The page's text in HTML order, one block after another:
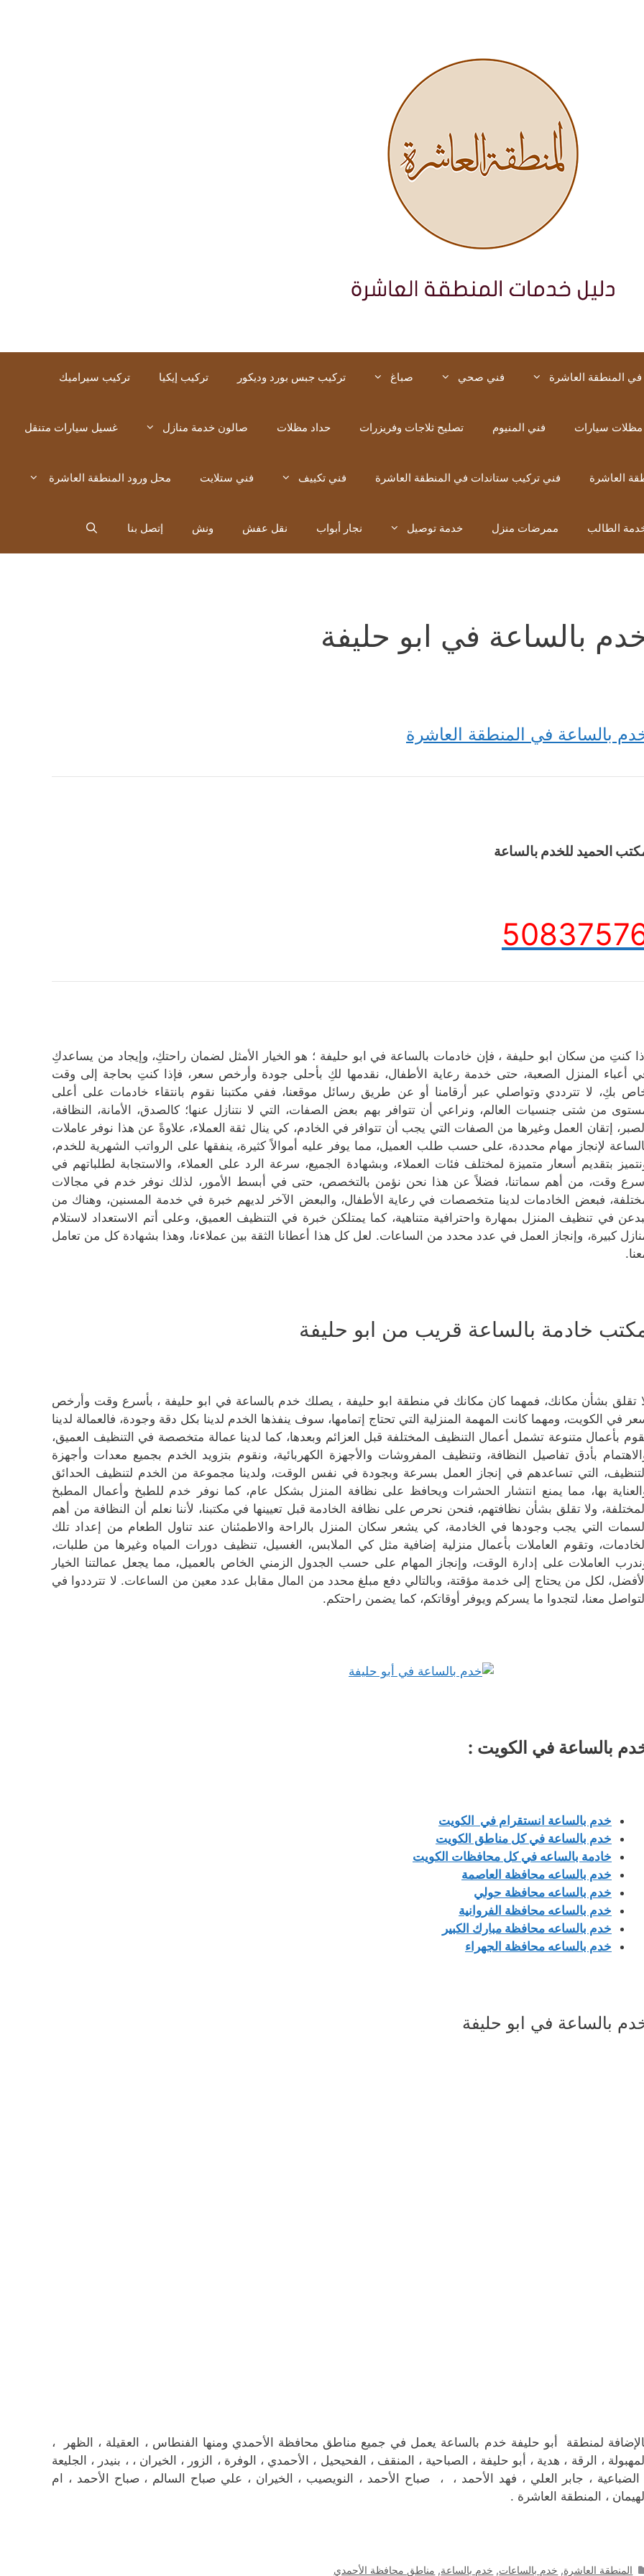
المنطقة العاشرة فني صحي صباغ تركيب جبس بورد وديكور تركيب إيكيا تركيب سيراميك
سيارات فني المنيوم تصليح ثلاجات وفريزرات حداد مظلات صالون خدمة منازل غسيل سيارات متنقل
العاشرة فني تركيب ستاندات في المنطقة العاشرة فني تكييف فني ستلايت محل ورود المنطقة العاشرة
الطالب ممرضات منزل خدمة توصيل نجار أبواب نقل عفش ونش إتصل بنا
بالساعة في ابو حليفة
بالساعة في المنطقة العاشرة
الحميد للخدم بالساعة
كنتِ من سكان ابو حليفة ، فإن خادمات بالساعة في ابو حليفة ؛ هو الخيار الأمثل لضمان راحتكِ، وإيجاد من يساعدكِ
أعباء المنزل الصعبة، حتى خدمة رعاية الأطفال، نقدمها لكِ بأحلى جودة وأرخص سعر، فإذا كنتِ بحاجة إلى وقت
بكِ، لا تترددي وتواصلي عبر أرقامنا أو عن طريق رسائل موقعنا، ففي مكتبنا نقوم بانتقاء خادمات على أعلى
من شتى جنسيات العالم، ونراعي أن تتوافر بهم بعض الصفات، التي لا نتنازل عنها؛ كالصدق، الأمانة، النظافة،
إتقان العمل وغيرها من الصفات التي يجب أن تتوافر في الخادم، كي ينال ثقة العملاء، علاوةً عن هذا نوفر عاملات
لإنجاز مهام محددة، على حسب طلب العميل، مما يوفر عليه أموالاً كثيرة، ينفقها على الرواتب الشهرية للخدم،
بتقديم أسعار متميزة لمختلف فئات العملاء، وبشهادة الجميع، سرعة الرد على العملاء، والاستجابة لطلباتهم في
وقت، من أهم سماتنا، فضلاً عن هذا نحن نؤمن بالتخصص، حتى في أبسط الأمور، لذلك نوفر خدم في مجالات
فبعض الخادمات لدينا متخصصات في رعاية الأطفال، والبعض الآخر لديهم خبرة في خدمة المسنين، وهناك من
في تنظيف المنزل بمهارة واحترافية متناهية، كما يمتلكن خبرة في التنظيف العميق، وعلى أتم الاستعداد لاستلام
كبيرة، وإنجاز العمل في عدد محدد من الساعات. لعل كل هذا أعطانا الثقة بين عملاءنا، وهذا بشهادة كل من تعامل
خادمة بالساعة قريب من ابو حليفة
تقلق بشأن مكانك، فمهما كان مكانك في منطقة ابو حليفة ، يصلك خدم بالساعة في ابو حليفة ، بأسرع وقت وأرخص
في الكويت، ومهما كانت المهمة المنزلية التي تحتاج إتمامها، سوف ينفذها الخدم لدينا بكل دقة وجودة، فالعمالة لدينا
بأعمال متنوعة تشمل أعمال التنظيف المختلفة قبل العزائم وبعدها، كما لدينا عمالة متخصصة في التنظيف العميق،
بأدق تفاصيل النظافة، وتنظيف المفروشات والأجهزة الكهربائية، ونقوم بتزويد الخدم بجميع معدات وأجهزة
التنظيف، التي تساعدهم في إنجاز العمل بسرعة وبجودة في نفس الوقت، ولدينا مجموعة من الخدم لتنظيف الحدائق
بها، مما يمنع انتشار الحشرات ويحافظ على نظافة المنزل بشكل عام، كما نوفر خدم للطبخ وأعمال المطبخ
المختلفة، ولا تقلق بشأن نظافتهم، فنحن نحرص على نظافة الخادمة قبل تعيينها في مكتبنا، لأننا نعلم أن النظافة من أهم
السمات التي يجب وجودها في الخادمة، كي يشعر سكان المنزل بالراحة والاطمئنان عند تناول الطعام من إعداد تلك
الخادمات، وتقوم العاملات بأعمال منزلية إضافية مثل كي الملابس، الغسيل، تنظيف دورات المياه وغيرها من طلبات،
العاملات على إدارة الوقت، وإنجاز المهام على حسب الجدول الزمني الخاص بالعميل، مما يجعل عمالتنا الخيار
الأفضل، لكل من يحتاج إلى خدمة مؤقتة، وبالتالي دفع مبلغ محدد من المال مقابل عدد معين من الساعات. لا تترددوا في
التواصل معنا، لتجدوا ما يسركم ويوفر أوقاتكم، كما يضمن راحتكم.
بالساعة في الكويت :
خدم بالساعة انستقرام في الكويت
خدم بالساعة في كل مناطق الكويت
خادمة بالساعه في كل محافظات الكويت
خدم بالساعه محافظة العاصمة
خدم بالساعه محافظة حولي
خدم بالساعه محافظة الفروانية
خدم بالساعه محافظة مبارك الكبير
خدم بالساعه محافظة الجهراء
بالساعة في ابو حليفة
لمنطقة أبو حليفة خدم بالساعة يعمل في جميع مناطق محافظة الأحمدي ومنها الفنطاس ، العقيلة ، الظهر ،
، الرقة ، هدية ، أبو حليفة ، الصباحية ، المنقف ، الفحيحيل ، الأحمدي ، الوفرة ، الزور ، الخيران ، ، بنيدر ، الجليعة
الضباعية ، جابر العلي ، فهد الأحمد ، ، صباح الأحمد ، النويصيب ، الخيران ، علي صباح السالم ، صباح الأحمد ، ام
، المنطقة العاشرة .
التصنيفات
المنطقة العاشرة, خدم بالساعات, خدم بالساعة, مناطق محافظة الأحمدي